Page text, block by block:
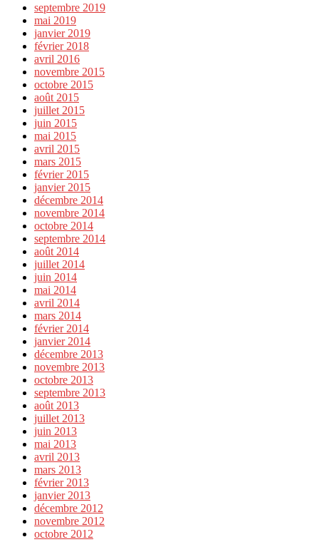
septembre 2019
mai 2019
janvier 2019
février 2018
avril 2016
novembre 2015
octobre 2015
août 2015
juillet 2015
juin 2015
mai 2015
avril 2015
mars 2015
février 2015
janvier 2015
décembre 2014
novembre 2014
octobre 2014
septembre 2014
août 2014
juillet 2014
juin 2014
mai 2014
avril 2014
mars 2014
février 2014
janvier 2014
décembre 2013
novembre 2013
octobre 2013
septembre 2013
août 2013
juillet 2013
juin 2013
mai 2013
avril 2013
mars 2013
février 2013
janvier 2013
décembre 2012
novembre 2012
octobre 2012